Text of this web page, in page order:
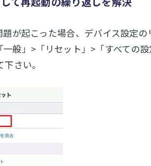
が起こった場合、デバイス設定
般」>「リセット」>「すべての設
さい。